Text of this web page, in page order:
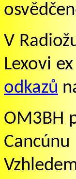
V
Lexovi
odkazů
OM3BH